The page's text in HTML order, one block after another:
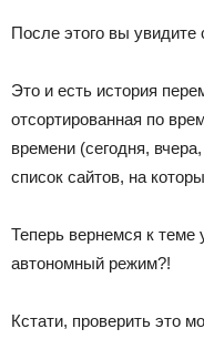
После этого вы увидите
Это и есть история
отсортированная по
времени (сегодня,
список сайтов, на
Теперь вернемся к
автономный режим?!
Кстати, проверить это